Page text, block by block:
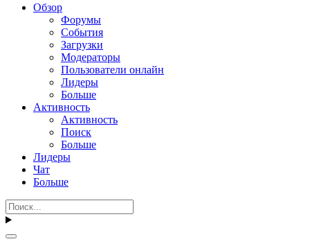
Обзор
Форумы
События
Загрузки
Модераторы
Пользователи онлайн
Лидеры
Больше
Активность
Активность
Поиск
Больше
Лидеры
Чат
Больше